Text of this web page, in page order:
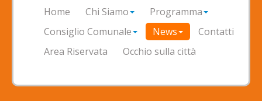
Home Chi Siamo
Programma
Consiglio Comunale
News
Contatti
Area Riservata
Occhio sulla città